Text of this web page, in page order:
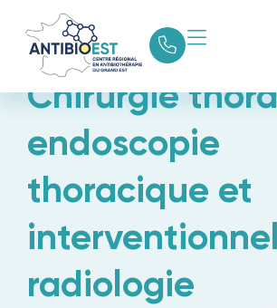
Chirurgie
endoscopie
thoracique et
radiologie